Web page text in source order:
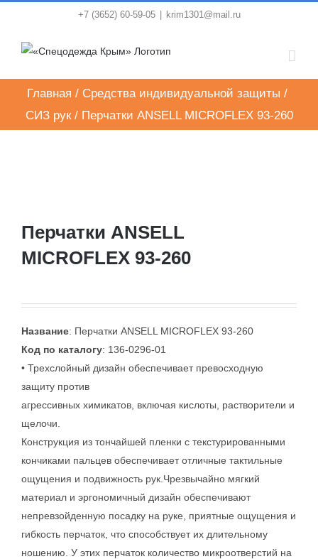
content
+7 (3652) 60-59-05 krim1301@mail.ru
Главная / Средства индивидуальной защиты /
СИЗ рук / Перчатки ANSELL MICROFLEX 93-260
Перчатки ANSELL
MICROFLEX 93-260
Название: Перчатки ANSELL MICROFLEX 93-260
Код по каталогу: 136-0296-01
• Трехслойный дизайн обеспечивает превосходную
защиту против
агрессивных химикатов, включая кислоты, растворители и
щелочи.
Конструкция из тончайшей пленки с текстурированными
кончиками пальцев обеспечивает отличные тактильные
ощущения и подвижность рук.Чрезвычайно мягкий
материал и эргономичный дизайн обеспечивают
непревзойденную посадку на руке, приятные ощущения и
гибкость перчаток, что способствует их длительному
ношению. У этих перчаток количество микроотверстий на